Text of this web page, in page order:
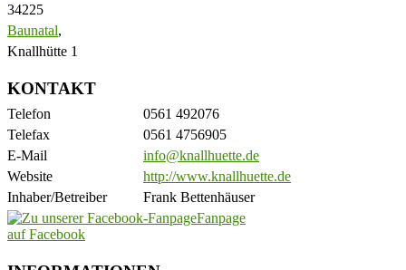
34225
Baunatal,
Knallhütte 1
KONTAKT
Telefon
0561 492076
Telefax
0561 4756905
E-Mail
info@knallhuette.de
Website
http://www.knallhuette.de
Inhaber/Betreiber
Frank Bettenhäuser
Fanpage
auf Facebook